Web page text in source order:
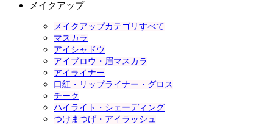
メイクアップ
メイクアップカテゴリすべて
マスカラ
アイシャドウ
アイブロウ・眉マスカラ
アイライナー
口紅・リップライナー・グロス
チーク
ハイライト・シェーディング
つけまつげ・アイラッシュ